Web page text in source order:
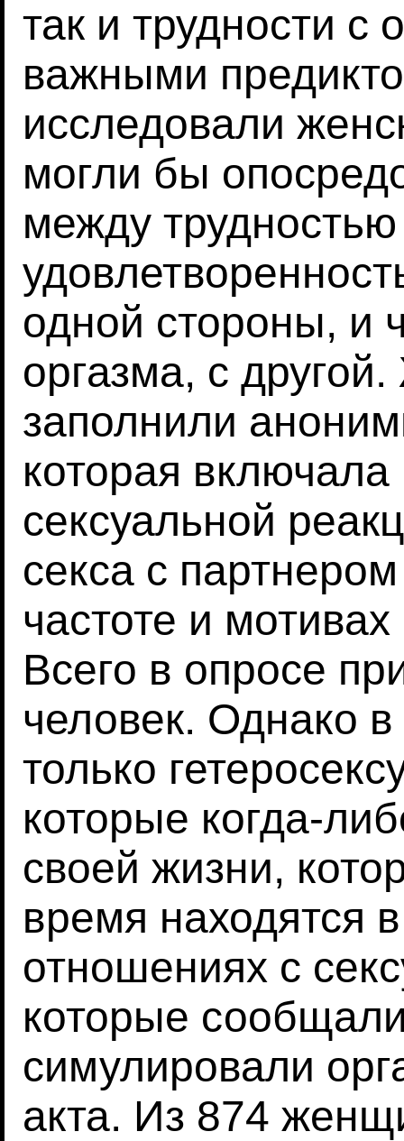
так и трудности с
важными
исследовали
могли бы
между
одной стороны, и
оргазма, с
заполнили
которая
сексуальной
секса с
частоте и
Всего в опросе
человек. Однако
только
которые когда-
своей жизни,
время находятся
отношениях с
которые
симулировали
акта. Из 874